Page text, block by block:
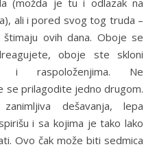
(možda je tu i odlazak na
ali i pored svog tog truda –
ovih dana. Oboje se
oboje ste skloni
i raspoloženjima. Ne
se prilagodite jedno drugom.
dešavanja, lepa
i sa kojima je tako lako
Ovo čak može biti sedmica